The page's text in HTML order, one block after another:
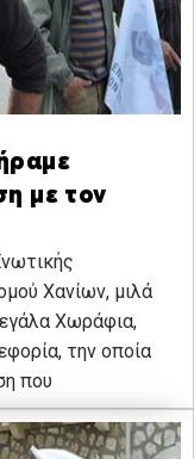
με τον
Χανίων, μιλά
Χωράφια,
την οποία
που